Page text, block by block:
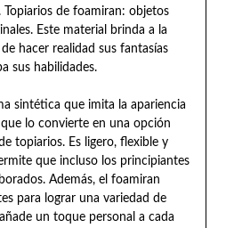
Topiarios de foamiran: objetos
Este material brinda a la
hacer realidad sus fantasías
sus habilidades.
sintética que imita la apariencia
lo convierte en una opción
topiarios. Es ligero, flexible y
que incluso los principiantes
Además, el foamiran
para lograr una variedad de
un toque personal a cada